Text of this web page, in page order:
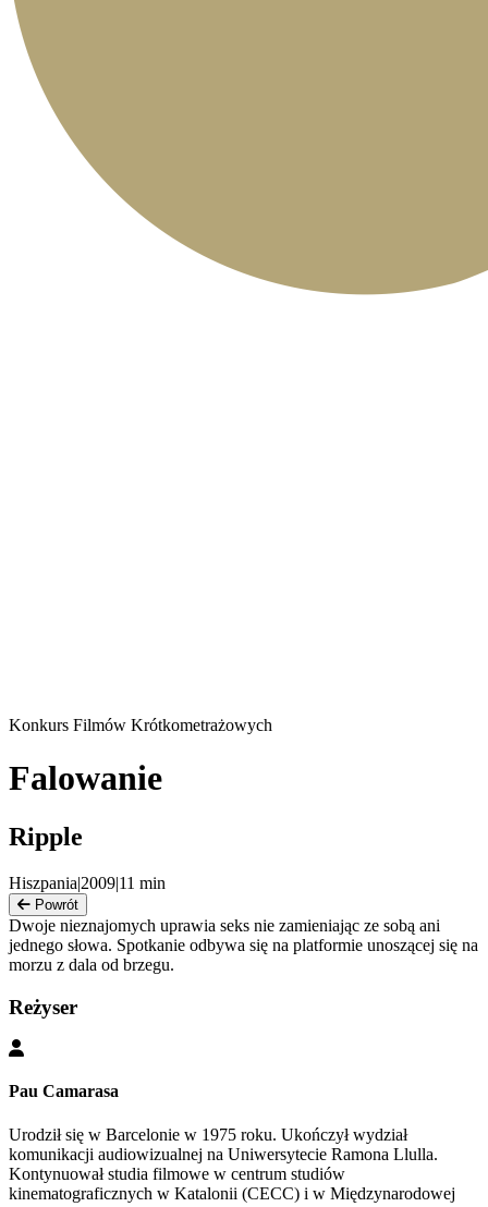
Konkurs Filmów Krótkometrażowych
Falowanie
Ripple
Hiszpania|2009|11 min
Powrót
Dwoje nieznajomych uprawia seks nie zamieniając ze sobą ani
jednego słowa. Spotkanie odbywa się na platformie unoszącej się na
morzu z dala od brzegu.
Reżyser
Pau Camarasa
Urodził się w Barcelonie w 1975 roku. Ukończył wydział
komunikacji audiowizualnej na Uniwersytecie Ramona Llulla.
Kontynuował studia filmowe w centrum studiów
kinematograficznych w Katalonii (CECC) i w Międzynarodowej